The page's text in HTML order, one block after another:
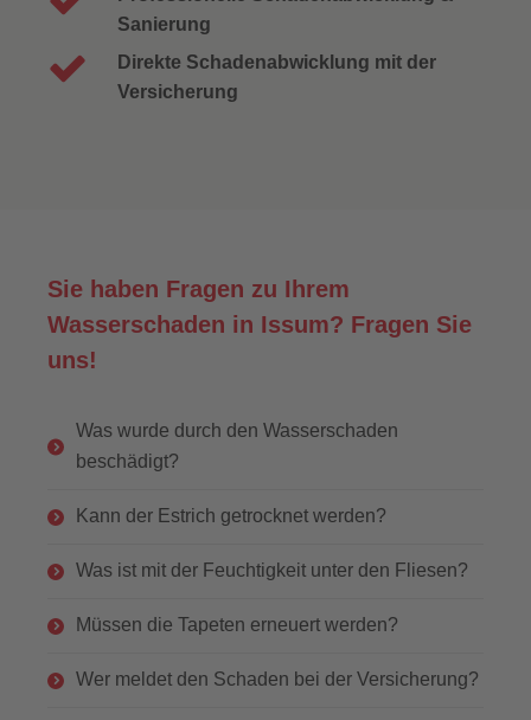
Sanierung
Direkte Schadenabwicklung mit der
Versicherung
Sie haben Fragen zu Ihrem
Wasserschaden in Issum? Fragen Sie
uns!
Was wurde durch den Wasserschaden
beschädigt?
Kann der Estrich getrocknet werden?
Was ist mit der Feuchtigkeit unter den Fliesen?
Müssen die Tapeten erneuert werden?
Wer meldet den Schaden bei der Versicherung?